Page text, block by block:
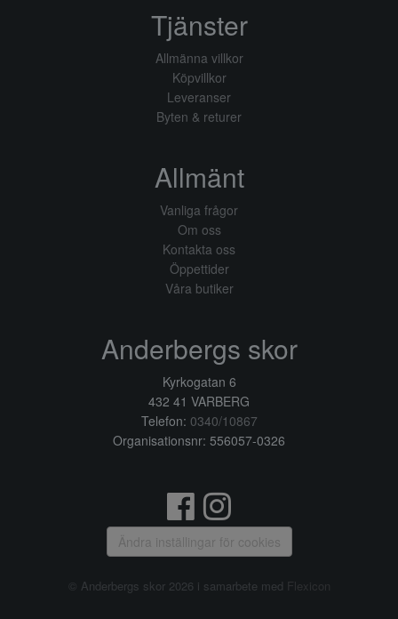
Tjänster
Allmänna villkor
Köpvillkor
Leveranser
Byten & returer
Allmänt
Vanliga frågor
Om oss
Kontakta oss
Öppettider
Våra butiker
Anderbergs skor
Kyrkogatan 6
432 41 VARBERG
Telefon: 0340/10867
Organisationsnr: 556057-0326
Ändra inställingar för cookies
© Anderbergs skor 2026 i samarbete med Flexicon